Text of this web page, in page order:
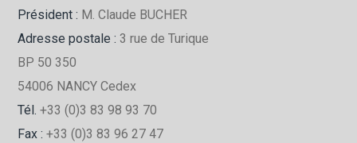
Président : M. Claude BUCHER
Adresse postale : 3 rue de Turique
BP 50 350
54006 NANCY Cedex
Tél. +33 (0)3 83 98 93 70
Fax :+33 (0)3 83 96 27 47